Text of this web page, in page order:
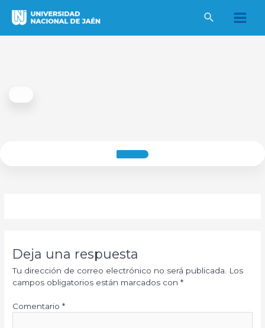
Main
Deja una respuesta
Tu dirección de correo electrónico no será publicada.
Los
campos obligatorios están marcados con*
Comentario*